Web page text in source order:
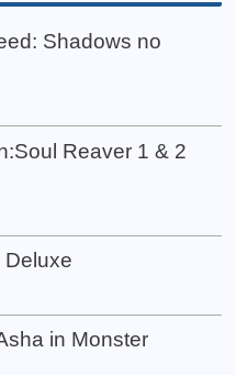
Shadows no
Reaver 1 & 2
Deluxe
in Monster